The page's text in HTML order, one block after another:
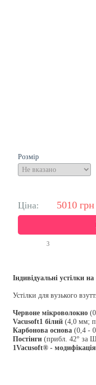
Розмір
Ціна: 5010 грн
3
Індивідуальні устілки
Устілки для вузького
Червоне мікроволокно
Vacusoft1 білий (4,0 мм;
Карбонова основа (0,4 -
Постінги (прибл. 42° за
1Vacusoft® -